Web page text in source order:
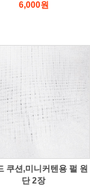
6,000원
쿠션,미니커텐용 펄 원
단 2장